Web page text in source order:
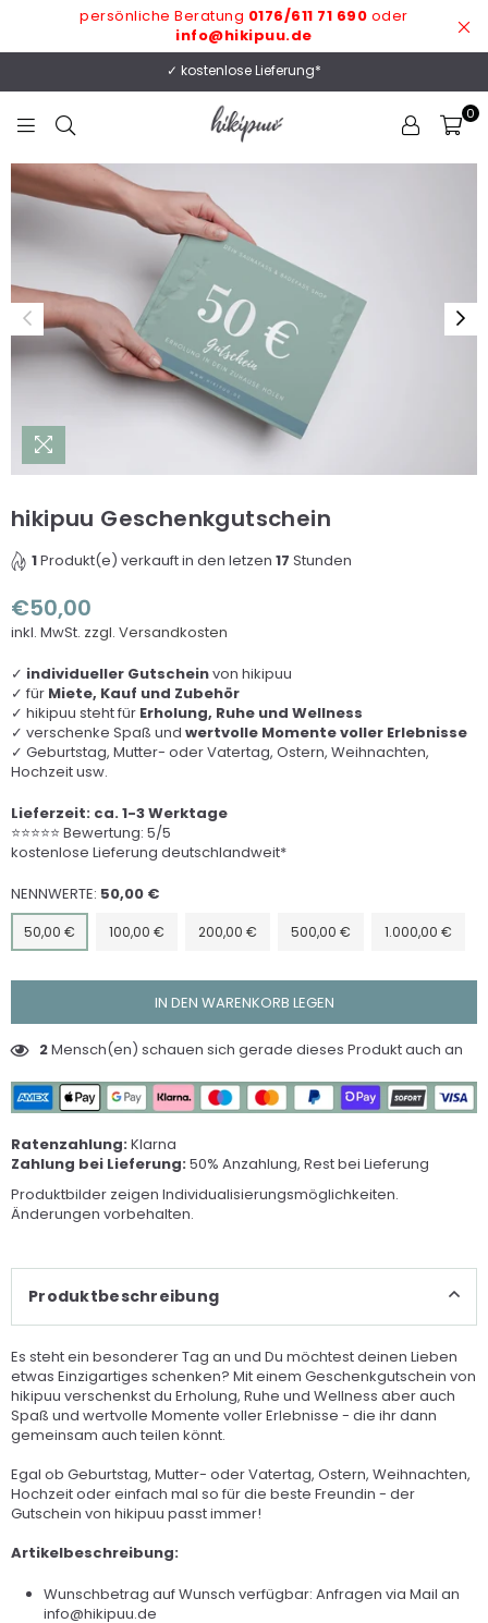
persönliche Beratung 0176/611 71 690 oder
info@hikipuu.de
✓ kostenlose Lieferung*
HIKIPUU
0
hikipuu Geschenkgutschein
1Produkt(e) verkauft in den letzen 17 Stunden
Normaler
Preis
€50,00
inkl. MwSt. zzgl. Versandkosten
✓ individueller Gutscheinvon hikipuu
✓ für Miete, Kauf und Zubehör
✓ hikipuu steht für Erholung, Ruhe und Wellness
✓ verschenke Spaß und wertvolle Momente voller Erlebnisse
✓ Geburtstag, Mutter- oder Vatertag, Ostern, Weihnachten,
Hochzeit usw.
Lieferzeit: ca. 1-3 Werktage
⭐⭐⭐⭐⭐ Bewertung: 5/5
kostenlose Lieferung deutschlandweit*
NENNWERTE: 50,00 €
50,00 € 100,00 € 200,00 € 500,00 € 1.000,00 €
IN DEN WARENKORB LEGEN
2Mensch(en) schauen sich gerade dieses Produkt auch an
Ratenzahlung:Klarna
Zahlung bei Lieferung:50% Anzahlung, Rest bei Lieferung
Produktbilder zeigen Individualisierungsmöglichkeiten.
Änderungen vorbehalten.
Produktbeschreibung
Es steht ein besonderer Tag an und Du möchtest deinen Lieben
etwas Einzigartiges schenken? Mit einem Geschenkgutschein von
hikipuu verschenkst du Erholung, Ruhe und Wellness aber auch
Spaß und wertvolle Momente voller Erlebnisse - die ihr dann
gemeinsam auch teilen könnt.
Egal ob Geburtstag, Mutter- oder Vatertag, Ostern, Weihnachten,
Hochzeit oder einfach mal so für die beste Freundin - der
Gutschein von hikipuu passt immer!
Artikelbeschreibung:
Wunschbetrag auf Wunsch verfügbar: Anfragen via Mail an
info@hikipuu.de